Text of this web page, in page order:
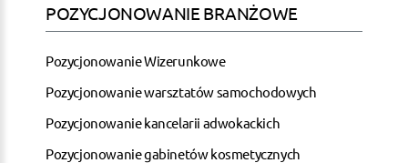
POZYCJONOWANIE BRANŻOWE
Pozycjonowanie Wizerunkowe
Pozycjonowanie warsztatów samochodowych
Pozycjonowanie kancelarii adwokackich
Pozycjonowanie gabinetów kosmetycznych